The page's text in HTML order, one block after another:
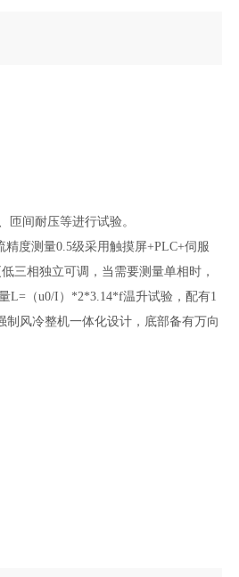
间耐压等进行试验。
度测量0.5级采用触摸屏+PLC+伺服
三相独立可调，当需要测量单相时，
L=（u0/I）*2*3.14*f温升试验，配有1
风冷整机一体化设计，底部备有万向